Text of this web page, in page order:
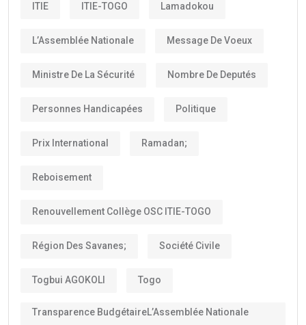
ITIE ITIE-TOGO Lamadokou
L’Assemblée Nationale Message De Voeux
Ministre De La Sécurité Nombre De Deputés
Personnes Handicapées Politique
Prix International Ramadan;
Reboisement
Renouvellement Collège OSC ITIE-TOGO
Région Des Savanes; Société Civile
Togbui AGOKOLI Togo
Transparence BudgétaireL’Assemblée Nationale